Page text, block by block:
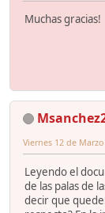
Muchas gracias!
Viernes 12 de
Leyendo el
de las palas de
decir que